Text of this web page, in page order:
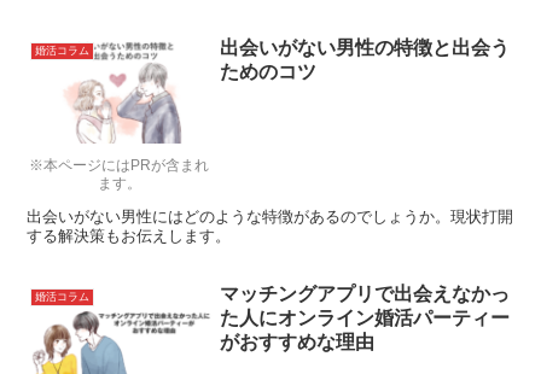
※本ページにはPRが含まれ
ます。
婚活コラム
出会いがない男性の特徴と出会う
ためのコツ
出会いがない男性にはどのような特徴があるのでしょうか。現状打開
する解決策もお伝えします。
婚活コラム
マッチングアプリで出会えなかっ
た人にオンライン婚活パーティー
がおすすめな理由